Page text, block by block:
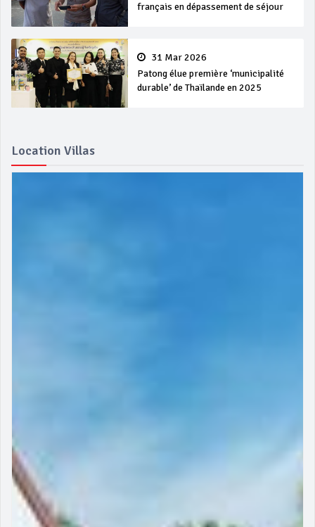
français en dépassement de séjour
31 Mar 2026
Patong élue première ‘municipalité
durable’ de Thaïlande en 2025
Location Villas